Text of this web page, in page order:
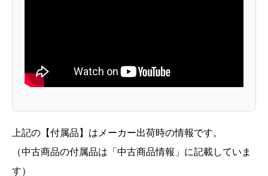
上記の【付属品】はメーカー出荷時の情報です。
（中古商品の付属品は「中古商品情報」に記載していま
す）